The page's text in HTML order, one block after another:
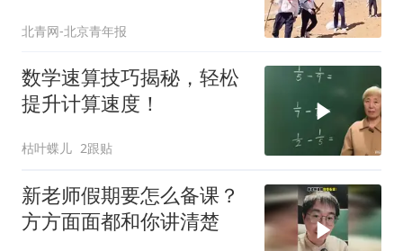
北青网-北京青年报
数学速算技巧揭秘，轻松
提升计算速度！
枯叶蝶儿 2跟贴
新老师假期要怎么备课？
方方面面都和你讲清楚